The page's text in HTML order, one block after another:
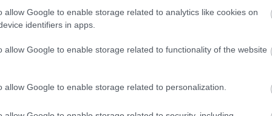
allow Google to enable storage related to analytics like cookies on
identifiers in apps.
allow Google to enable storage related to functionality of the website
allow Google to enable storage related to personalization.
avatár- és névsora: